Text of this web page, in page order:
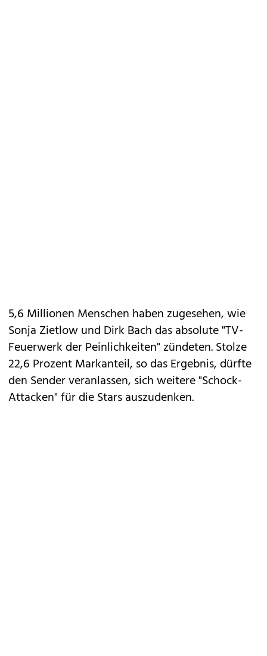
5,6 Millionen Menschen haben zugesehen, wie
Sonja Zietlow und Dirk Bach das absolute "TV-
Feuerwerk der Peinlichkeiten" zündeten. Stolze
22,6 Prozent Markanteil, so das Ergebnis, dürfte
den Sender veranlassen, sich weitere "Schock-
Attacken" für die Stars auszudenken.